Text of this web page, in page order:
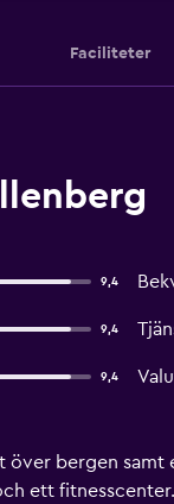
Faciliteter
9,4
9,4
9,4
bergen
ett